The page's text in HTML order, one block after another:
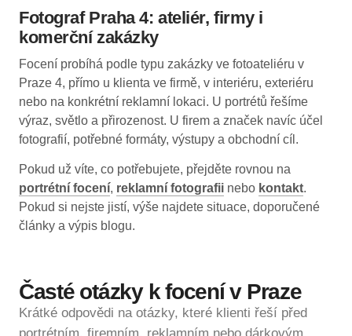
Fotograf Praha 4: ateliér, firmy i
komerční zakázky
Focení probíhá podle typu zakázky ve fotoateliéru v
Praze 4, přímo u klienta ve firmě, v interiéru, exteriéru
nebo na konkrétní reklamní lokaci. U portrétů řešíme
výraz, světlo a přirozenost. U firem a značek navíc účel
fotografií, potřebné formáty, výstupy a obchodní cíl.
Pokud už víte, co potřebujete, přejděte rovnou na
portrétní focení, reklamní fotografii nebo kontakt.
Pokud si nejste jistí, výše najdete situace, doporučené
články a výpis blogu.
Časté otázky k focení v Praze
Krátké odpovědi na otázky, které klienti řeší před